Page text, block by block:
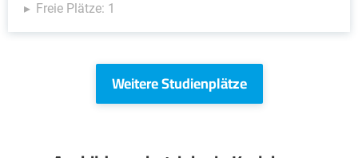
Freie Plätze: 1
Weitere Studienplätze